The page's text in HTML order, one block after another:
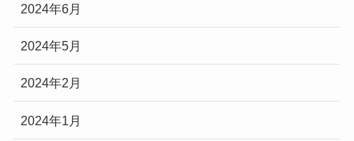
2024年6月
2024年5月
2024年2月
2024年1月